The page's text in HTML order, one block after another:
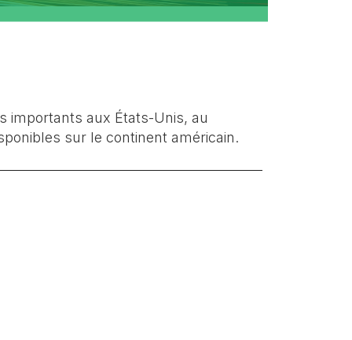
importants aux États-Unis, au
sur le continent américain.